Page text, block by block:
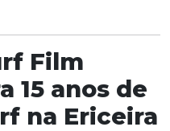
Film
15 anos de
na Ericeira